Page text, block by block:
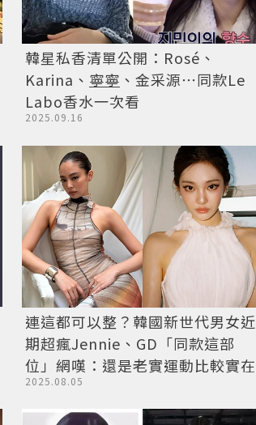
韓星私香清單公開：Rosé、
Karina、 寧寧 、金采源⋯同款Le
Labo香水一次看
2025.09.16
連這都可以整？韓國新世代男女近
期超瘋Jennie、GD「同款這部
位」網嘆：還是老實運動比較實在
2025.08.05